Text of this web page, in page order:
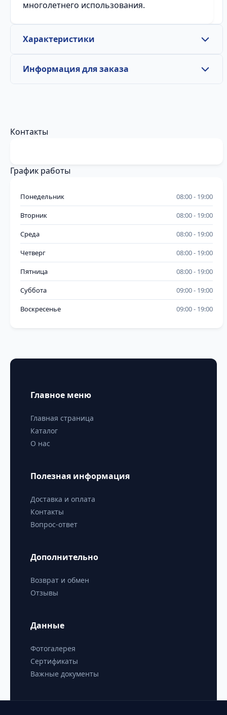
многолетнего использования.
Характеристики
Информация для заказа
Контакты
График работы
Понедельник 08:00 19:00
Вторник 08:00 19:00
Среда 08:00 19:00
Четверг 08:00 19:00
Пятница 08:00 19:00
Суббота 09:00 19:00
Воскресенье 09:00 19:00
Главное меню
Главная страница
Каталог
О нас
Полезная информация
Доставка и оплата
Контакты
Вопрос-ответ
Дополнительно
Возврат и обмен
Отзывы
Данные
Фотогалерея
Сертификаты
Важные документы